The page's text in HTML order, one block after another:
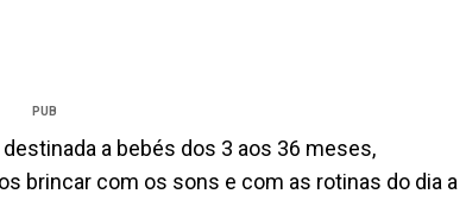
PUB
a bebés dos 3 aos 36 meses,
brincar com os sons e com as rotinas do dia a